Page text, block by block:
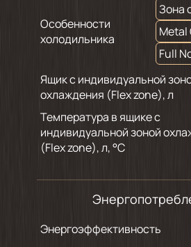
Особенности
холодильника
Зона
Metal
Full
Ящик с индивидуальной
охлаждения (Flex zone), л
Температура в ящике с
индивидуальной зоной
(Flex zone), л, °С
Энергоэффективность